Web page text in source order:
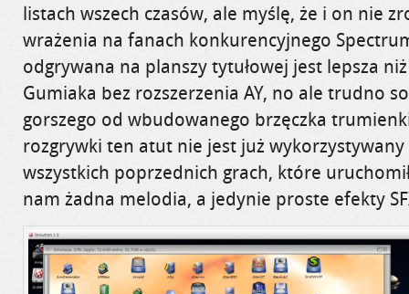
listach wszech czasów, ale myślę, że i on nie
wrażenia na fanach konkurencyjnego
odgrywana na planszy tytułowej jest lepsza
Gumiaka bez rozszerzenia AY, no ale trudno
gorszego od wbudowanego brzęczka
rozgrywki ten atut nie jest już
wszystkich poprzednich grach, które
nam żadna melodia, a jedynie proste efekty